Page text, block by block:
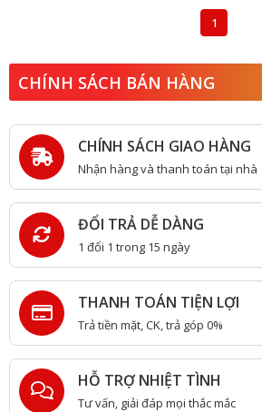
1
CHÍNH SÁCH BÁN HÀNG
CHÍNH SÁCH GIAO HÀNG
Nhận hàng và thanh toán tại nhà
ĐỔI TRẢ DỄ DÀNG
1 đổi 1 trong 15 ngày
THANH TOÁN TIỆN LỢI
Trả tiền mặt, CK, trả góp 0%
HỖ TRỢ NHIỆT TÌNH
Tư vấn, giải đáp mọi thắc mắc